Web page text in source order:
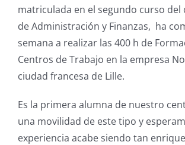
matriculada en el segundo curso
de Administración y Finanzas, ha
semana a realizar las 400 h de
Centros de Trabajo en la empresa
ciudad francesa de Lille.
Es la primera alumna de nuestro
una movilidad de este tipo y
experiencia acabe siendo tan